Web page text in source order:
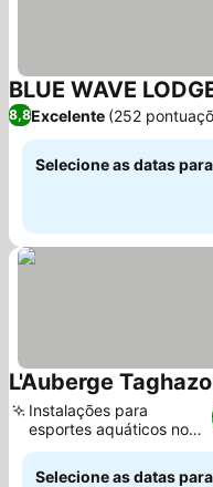
BLUE WAVE
8,8Excelente (252
Selecione as datas
L'Auberge
Instalações para
esportes aquáticos no
local
Selecione as datas